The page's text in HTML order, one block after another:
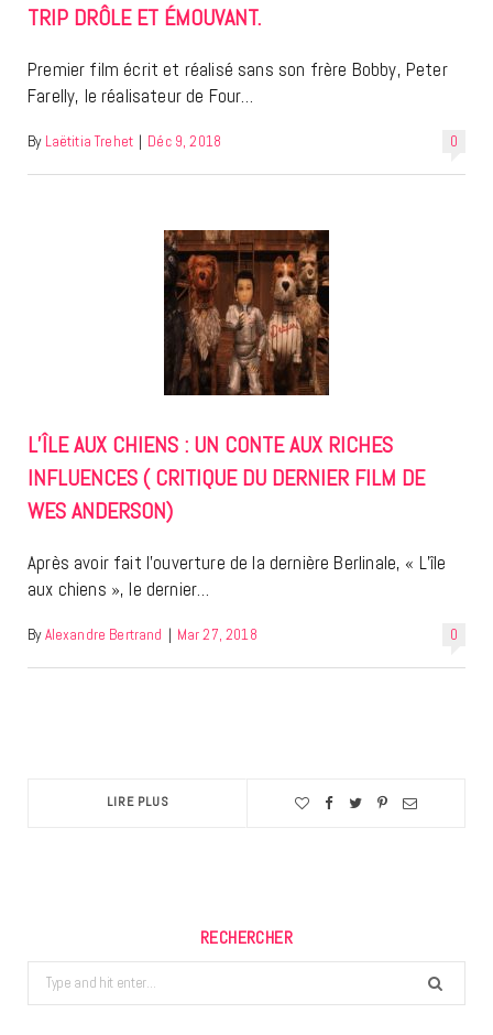
TRIP DRÔLE ET ÉMOUVANT.
Premier film écrit et réalisé sans son frère Bobby, Peter
Farelly, le réalisateur de Four…
0
By Laëtitia Trehet | Déc 9, 2018
L’ÎLE AUX CHIENS : UN CONTE AUX RICHES
INFLUENCES ( CRITIQUE DU DERNIER FILM DE
WES ANDERSON)
Après avoir fait l’ouverture de la dernière Berlinale, « L’île
aux chiens », le dernier…
0
By Alexandre Bertrand | Mar 27, 2018
LIRE PLUS
RECHERCHER
Search
for: